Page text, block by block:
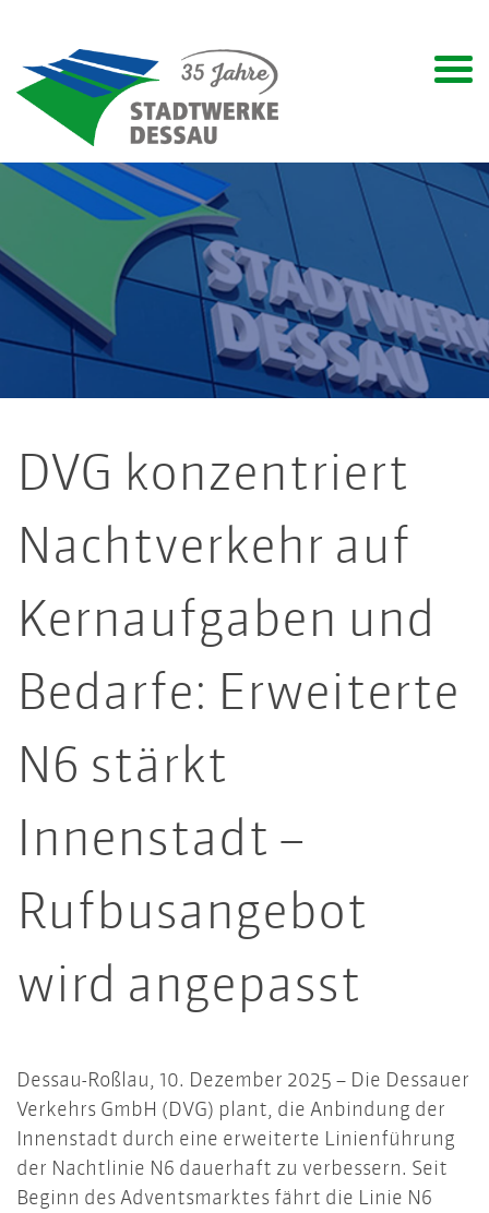
DVG konzentriert
Nachtverkehr auf
Kernaufgaben und
Bedarfe: Erweiterte
N6 stärkt
Innenstadt –
Rufbusangebot
wird angepasst
Dessau-Roßlau, 10. Dezember 2025 – Die Dessauer
Verkehrs GmbH (DVG) plant, die Anbindung der
Innenstadt durch eine erweiterte Linienführung
der Nachtlinie N6 dauerhaft zu verbessern. Seit
Beginn des Adventsmarktes fährt die Linie N6